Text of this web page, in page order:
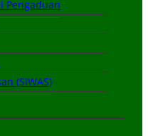
Pengaduan
(SIWAS)